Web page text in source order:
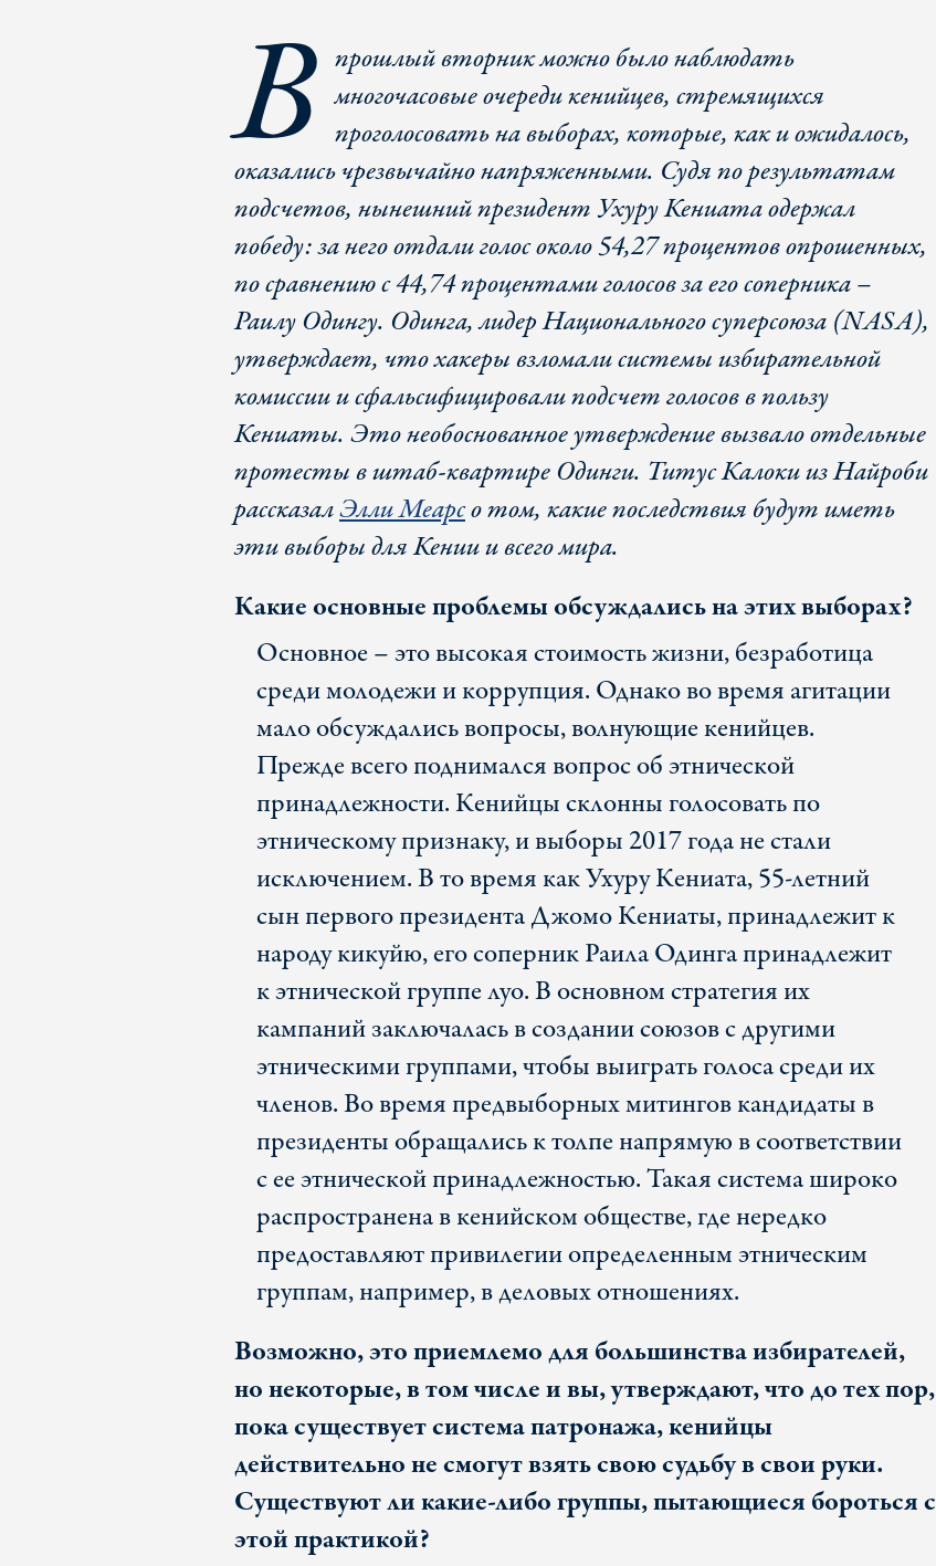
В прошлый вторник можно было наблюдать
многочасовые очереди кенийцев, стремящихся
проголосовать на выборах, которые, как и ожидалось,
оказались чрезвычайно напряженными. Судя по результатам
подсчетов, нынешний президент Ухуру Кениата одержал
победу: за него отдали голос около 54,27 процентов опрошенных,
по сравнению с 44,74 процентами голосов за его соперника –
Раилу Одингу. Одинга, лидер Национального суперсоюза (NASA),
утверждает, что хакеры взломали системы избирательной
комиссии и сфальсифицировали подсчет голосов в пользу
Кениаты. Это необоснованное утверждение вызвало отдельные
протесты в штаб-квартире Одинги. Титус Калоки из Найроби
рассказалЭлли Меарсо том, какие последствия будут иметь
эти выборы для Кении и всего мира.
Какие основные проблемы обсуждались на этих выборах?
Основное – это высокая стоимость жизни, безработица
среди молодежи и коррупция. Однако во время агитации
мало обсуждались вопросы, волнующие кенийцев.
Прежде всего поднимался вопрос об этнической
принадлежности. Кенийцы склонны голосовать по
этническому признаку, и выборы 2017 года не стали
исключением. В то время как Ухуру Кениата, 55-летний
сын первого президента Джомо Кениаты, принадлежит к
народу кикуйю, его соперник Раила Одинга принадлежит
к этнической группе луо. В основном стратегия их
кампаний заключалась в создании союзов с другими
этническими группами, чтобы выиграть голоса среди их
членов. Во время предвыборных митингов кандидаты в
президенты обращались к толпе напрямую в соответствии
с ее этнической принадлежностью. Такая система широко
распространена в кенийском обществе, где нередко
предоставляют привилегии определенным этническим
группам, например, в деловых отношениях.
Возможно, это приемлемо для большинства избирателей,
но некоторые, в том числе и вы, утверждают, что до тех пор,
пока существует система патронажа, кенийцы
действительно не смогут взять свою судьбу в свои руки.
Существуют ли какие-либо группы, пытающиеся бороться с
этой практикой?